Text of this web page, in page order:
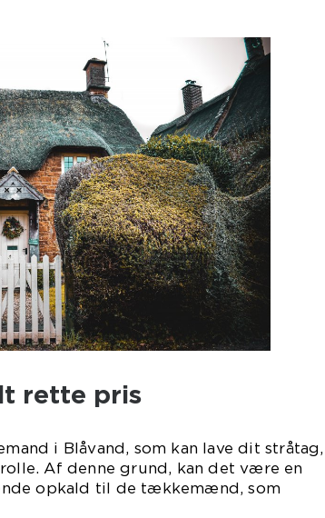
rette pris
i Blåvand, som kan lave dit stråtag,
Af denne grund, kan det være en
opkald til de tækkemænd, som